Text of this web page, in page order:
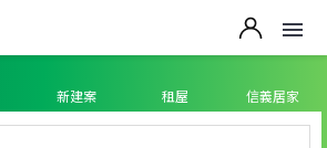
新建案 租屋 信義居家